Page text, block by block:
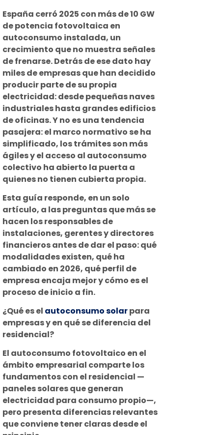
España cerró 2025 con más de 10 GW
de potencia fotovoltaica en
autoconsumo instalada, un
crecimiento que no muestra señales
de frenarse. Detrás de ese dato hay
miles de empresas que han decidido
producir parte de su propia
electricidad: desde pequeñas naves
industriales hasta grandes edificios
de oficinas. Y no es una tendencia
pasajera: el marco normativo se ha
simplificado, los trámites son más
ágiles y el acceso al autoconsumo
colectivo ha abierto la puerta a
quienes no tienen cubierta propia.
Esta guía responde, en un solo
artículo, a las preguntas que más se
hacen los responsables de
instalaciones, gerentes y directores
financieros antes de dar el paso: qué
modalidades existen, qué ha
cambiado en 2026, qué perfil de
empresa encaja mejor y cómo es el
proceso de inicio a fin.
¿Qué es el autoconsumo solarpara
empresas y en qué se diferencia del
residencial?
El autoconsumo fotovoltaico en el
ámbito empresarial comparte los
fundamentos con el residencial —
paneles solares que generan
electricidad para consumo propio—,
pero presenta diferencias relevantes
que conviene tener claras desde el